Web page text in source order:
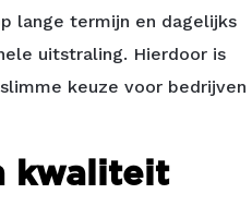
lange termijn en dagelijks
uitstraling. Hierdoor is
keuze voor bedrijven
kwaliteit